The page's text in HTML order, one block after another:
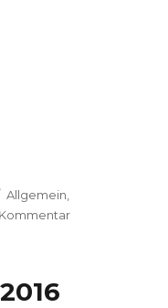
Kategorien
Allgemein,
Kommentarzu